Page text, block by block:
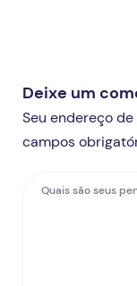
Deixe um
Seu endereço
campos